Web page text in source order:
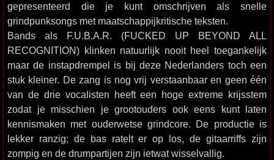
gepresenteerd die je kunt omschrijven als snelle
grindpunksongs met maatschappijkritische teksten.
Bands als F.U.B.A.R. (FUCKED UP BEYOND ALL
RECOGNITION) klinken natuurlijk nooit heel toegankelijk
maar de instapdrempel is bij deze Nederlanders toch een
stuk kleiner. De zang is nog vrij verstaanbaar en geen één
van de drie vocalisten heeft een hoge extreme krijsstem
zodat je misschien je grootouders ook eens kunt laten
kennismaken met ouderwetse grindcore. De productie is
lekker ranzig; de bas ratelt er op los, de gitaarriffs zijn
zompig en de drumpartijen zijn ietwat wisselvallig.